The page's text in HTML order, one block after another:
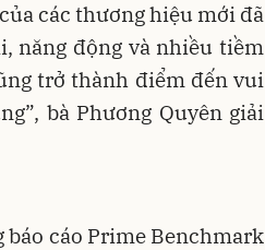
các thương hiệu mới đã
năng động và nhiều tiềm
trở thành điểm đến vui
bà Phương Quyên giải
cáo Prime Benchmark